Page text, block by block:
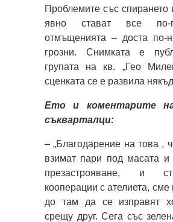
Проблемите със спирането
явно стават все по-
отмъщенията – доста по-
грозни. Снимката е
групата на кв. „Гео
сценката се е развила
Ето и коментарите
съкварталци:
– „Благодарение на това ,
взимат пари под масата и
презастрояване, и
кооперации с ателиета, сме
до там да се изправят
срещу друг. Сега със